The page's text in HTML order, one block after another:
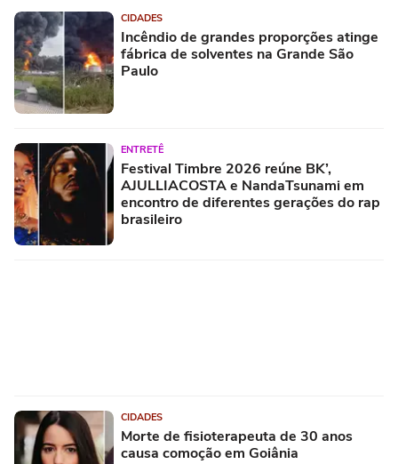
CIDADES
Incêndio de grandes proporções atinge
fábrica de solventes na Grande São
Paulo
ENTRETÊ
Festival Timbre 2026 reúne BK’,
AJULLIACOSTA e NandaTsunami em
encontro de diferentes gerações do rap
brasileiro
CIDADES
Morte de fisioterapeuta de 30 anos
causa comoção em Goiânia